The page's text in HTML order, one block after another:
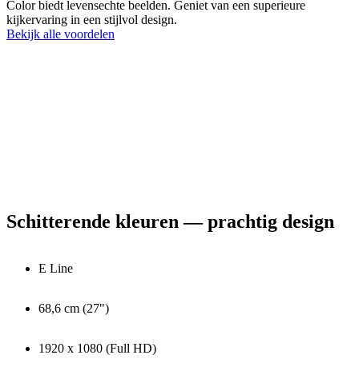
Color biedt levensechte beelden. Geniet van een superieure
kijkervaring in een stijlvol design.
Bekijk alle voordelen
Schitterende kleuren — prachtig design
E Line
68,6 cm (27")
1920 x 1080 (Full HD)